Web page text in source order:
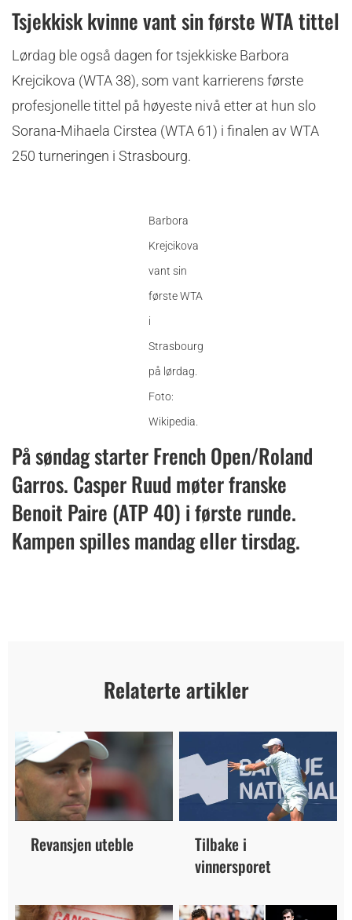
Tsjekkisk kvinne vant sin første WTA tittel
Lørdag ble også dagen for tsjekkiske Barbora
Krejcikova (WTA 38), som vant karrierens første
profesjonelle tittel på høyeste nivå etter at hun slo
Sorana-Mihaela Cirstea (WTA 61) i finalen av WTA
250 turneringen i Strasbourg.
Barbora
Krejcikova
vant sin
første WTA
i
Strasbourg
på lørdag.
Foto:
Wikipedia.
På søndag starter French Open/Roland
Garros. Casper Ruud møter franske
Benoit Paire (ATP 40) i første runde.
Kampen spilles mandag eller tirsdag.
Relaterte artikler
Revansjen uteble
Tilbake i
vinnersporet